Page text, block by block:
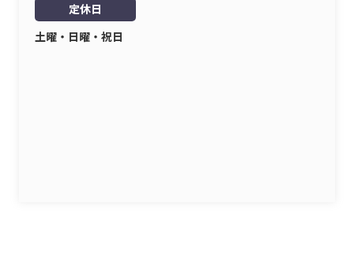
定休日
土曜・日曜・祝日